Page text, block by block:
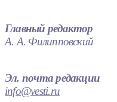
Главный редактор
А. А. Филипповский
Эл. почта редакции
info@vesti.ru